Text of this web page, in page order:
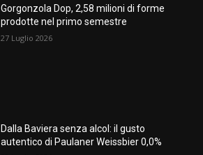
Gorgonzola Dop, 2,58 milioni di forme
prodotte nel primo semestre
27 Luglio 2026
Dalla Baviera senza alcol: il gusto
autentico di Paulaner Weissbier 0,0%